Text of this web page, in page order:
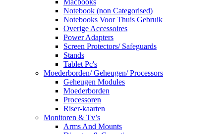
Notebook (non Categorised)
Notebooks Voor Thuis Gebruik
Overige Accessoires
Power Adapters
Screen Protectors/ Safeguards
Stands
Tablet Pc's
Moederborden/ Geheugen/ Processors
Geheugen Modules
Moederborden
Processoren
Riser-kaarten
Monitoren & Tv’s
Arms And Mounts